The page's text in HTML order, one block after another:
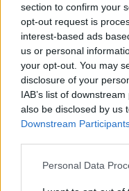
section to confirm your
opt-out request is
interest-based ads
us or personal
your opt-out. You may
disclosure of your
IAB’s list of
also be disclosed by us
Downstream
Personal Data
ΕΠΙΚΑΙΡΟΤΗΤΑ
Toyota
τον οδηγό…
9.8.2026
Skoda
ανάβουν!
Bugatti